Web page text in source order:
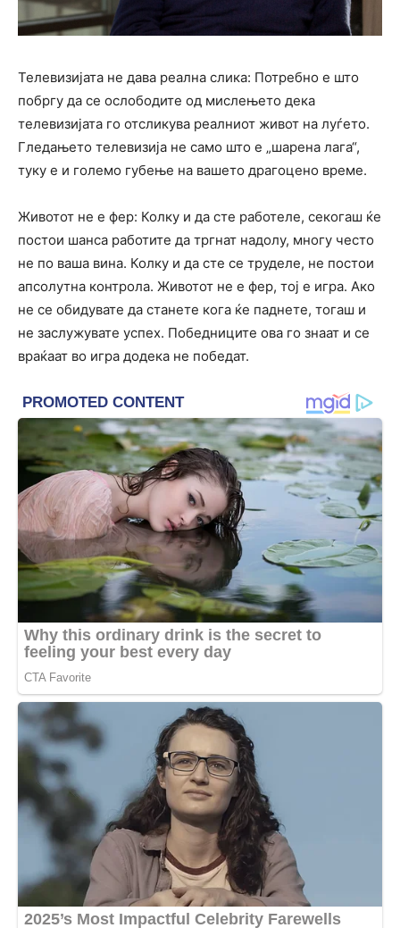
Телевизијата не дава реална слика: Потребно е што
побргу да се ослободите од мислењето дека
телевизијата го отсликува реалниот живот на луѓето.
Гледањето телевизија не само што е „шарена лага“,
туку е и големо губење на вашето драгоцено време.
Животот не е фер: Колку и да сте работеле, секогаш ќе
постои шанса работите да тргнат надолу, многу често
не по ваша вина. Колку и да сте се труделе, не постои
апсолутна контрола. Животот не е фер, тој е игра. Ако
не се обидувате да станете кога ќе паднете, тогаш и
не заслужувате успех. Победниците ова го знаат и се
враќаат во игра додека не победат.